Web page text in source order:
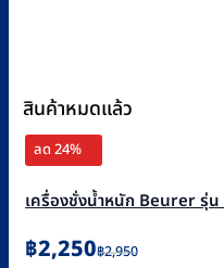
สินค้าหมดแล้ว
ลด 24%
เครื่องชั่งน้ำหนัก Beurer รุ่
฿2,950
Original
฿2,250
Current